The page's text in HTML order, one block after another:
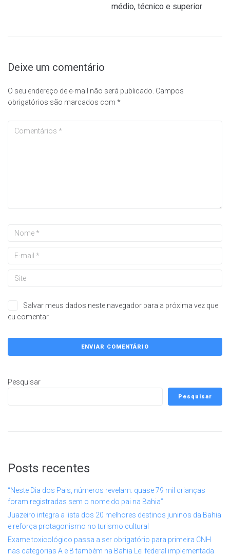
médio, técnico e superior
Deixe um comentário
O seu endereço de e-mail não será publicado. Campos
obrigatórios são marcados com *
Salvar meus dados neste navegador para a próxima vez que
eu comentar.
Pesquisar
Pesquisar
Posts recentes
“Neste Dia dos Pais, números revelam: quase 79 mil crianças
foram registradas sem o nome do pai na Bahia”
Juazeiro integra a lista dos 20 melhores destinos juninos da Bahia
e reforça protagonismo no turismo cultural
Exame toxicológico passa a ser obrigatório para primeira CNH
nas categorias A e B também na Bahia Lei federal implementada